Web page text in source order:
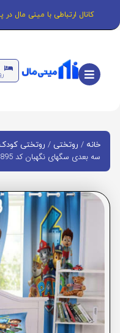
کانال ارتباطی با مینی مال در
خانه / روتختی / روتختی کودک
سه بعدی سگهای نگهبان کد R895